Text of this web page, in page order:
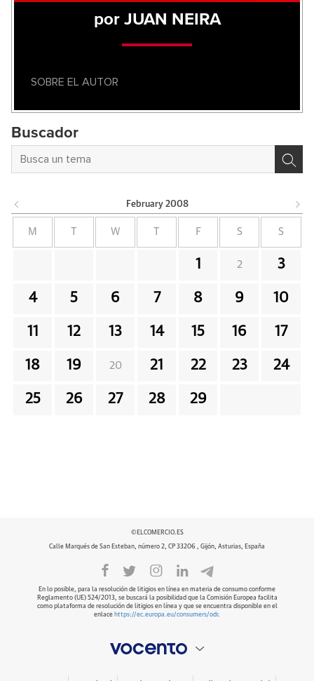
por JUAN NEIRA
SOBRE EL AUTOR
Buscador
February 2008
M W F S S
1 2 3
4 5 6 7 8 9 10
11 12 13 14 15 16 17
18 19 20 21 22 23 24
25 26 27 28 29
©ELCOMERCIO.ES
Calle Marqués de San Esteban, número 2, CP 33206 , Gijón, Asturias, España
En lo posible, para la resolución de litigios en línea en materia de consumo conforme
Reglamento (UE) 524/2013, se buscará la posibilidad que la Comisión Europea facilita
como plataforma de resolución de litigios en línea y que se encuentra disponible en el
enlace https://ec.europa.eu/consumers/odr.